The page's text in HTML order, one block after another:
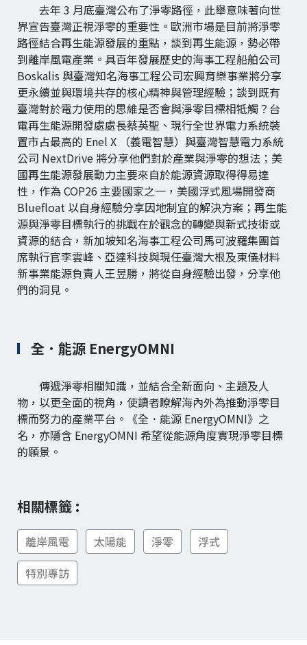
去年 3 月底臺灣公布了淨零路徑，此舉意味著向世
界宣告臺灣正視淨零的重要性。歐洲市場是目前將淨零
路徑結合再生能源發展的重點，談到再生能源，勢必帶
到離岸風電產業。具百年發展歷史的海事工程船舶公司
Boskalis 與臺灣知名海事工程公司宏興育樂事業將分享
更永續並與環境共存的核心精神與管理經驗；談到既有
臺灣對於電力使用的思維是否會與淨零目標相牴觸？台
電再生能源開發處處長蔡英聖、現行全世界電力系統裝
置市占最高的 Enel X （義電智慧）與臺灣智慧電力系統
公司 NextDrive 將分享他們對於產業與淨零的想法；美
國再生能源發展動力主要來自於能源資源取得得易達
性，作為 COP26 主要國家之一，美國浮式風場開發商
Bluefloat 以自身經驗分享因地制宜的解決方案；再生能
源與淨零目標執行的挑戰在於觀念的轉變與新式技術或
資源的結合，新加坡知名海事工程公司馬可波羅集團首
席執行官李雲峰、亞達科技與現任臺灣大根及東儀材料
新事業能源負責人王昱勝，將從自身經驗出發，分享他
們的洞見。
全．能源 EnergyOMNI
傳遞淨零相關知識，並結合全新面向、主題及人
物，以更全面的視角，使讀者瞭解海內外為推動淨零目
標而努力的產業平台。《全．能源 EnergyOMNI》之
名，亦隱含 EnergyOMNI 希望從能源角度實現淨零目標
的願景。
相關標籤 :
離岸風電 太陽能 淨零
浮式
特別專訪